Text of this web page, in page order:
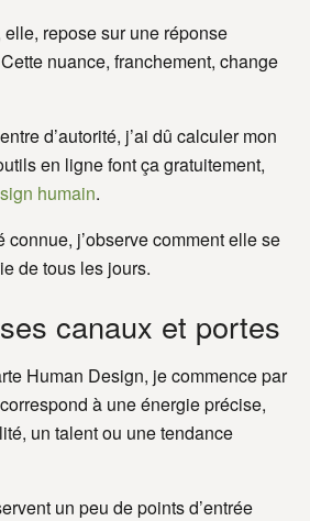
repose sur une réponse
nuance, franchement, change
d’autorité, j’ai dû calculer mon
en ligne font ça gratuitement,
humain.
connue, j’observe comment elle se
de tous les jours.
canaux et portes
Human Design, je commence par
à une énergie précise,
un talent ou une tendance
un peu de points d’entrée